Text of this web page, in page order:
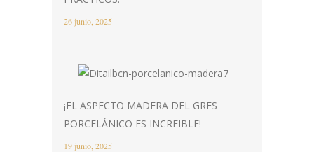
26 junio, 2025
¡EL ASPECTO MADERA DEL GRES
PORCELÁNICO ES INCREIBLE!
19 junio, 2025